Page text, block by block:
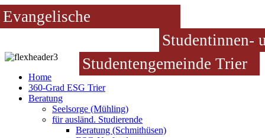
Evangelische
Studentinnen-
Studentengemeinde Trier
Home
360-Grad ESG Trier
Beratung
Seelsorge (Mühling)
für ausländ. Studierende
Beratung (Schmithüsen)